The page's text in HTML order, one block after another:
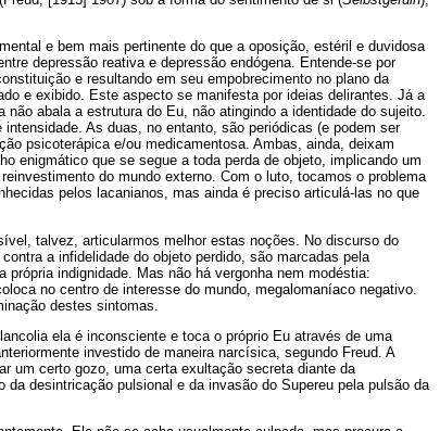
e bem mais pertinente do que a oposição, estéril e duvidosa
depressão reativa e depressão endógena. Entende-se por
e resultando em seu empobrecimento no plano da
e exibido. Este aspecto se manifesta por ideias delirantes. Já a
abala a estrutura do Eu, não atingindo a identidade do sujeito.
As duas, no entanto, são periódicas (e podem ser
psicoterápica e/ou medicamentosa. Ambas, ainda, deixam
enigmático que se segue a toda perda de objeto, implicando um
do mundo externo. Com o luto, tocamos o problema
pelos lacanianos, mas ainda é preciso articulá-las no que
talvez, articularmos melhor estas noções. No discurso do
a infidelidade do objeto perdido, são marcadas pela
indignidade. Mas não há vergonha nem modéstia:
no centro de interesse do mundo, megalomaníaco negativo.
destes sintomas.
ela é inconsciente e toca o próprio Eu através de uma
investido de maneira narcísica, segundo Freud. A
um certo gozo, uma certa exultação secreta diante da
da desintricação pulsional e da invasão do Supereu pela pulsão da